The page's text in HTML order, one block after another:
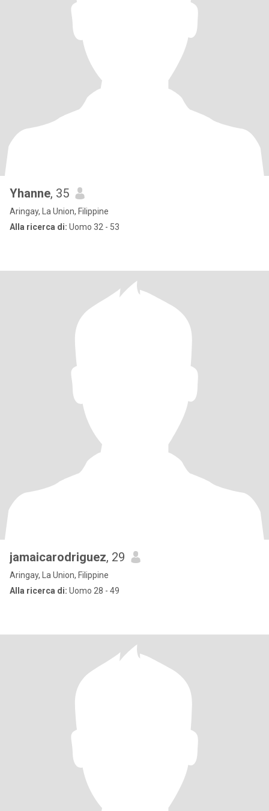
Yhanne, 35
Aringay, La Union, Filippine
Alla ricerca di: Uomo 32 - 53
jamaicarodriguez, 29
Aringay, La Union, Filippine
Alla ricerca di: Uomo 28 - 49